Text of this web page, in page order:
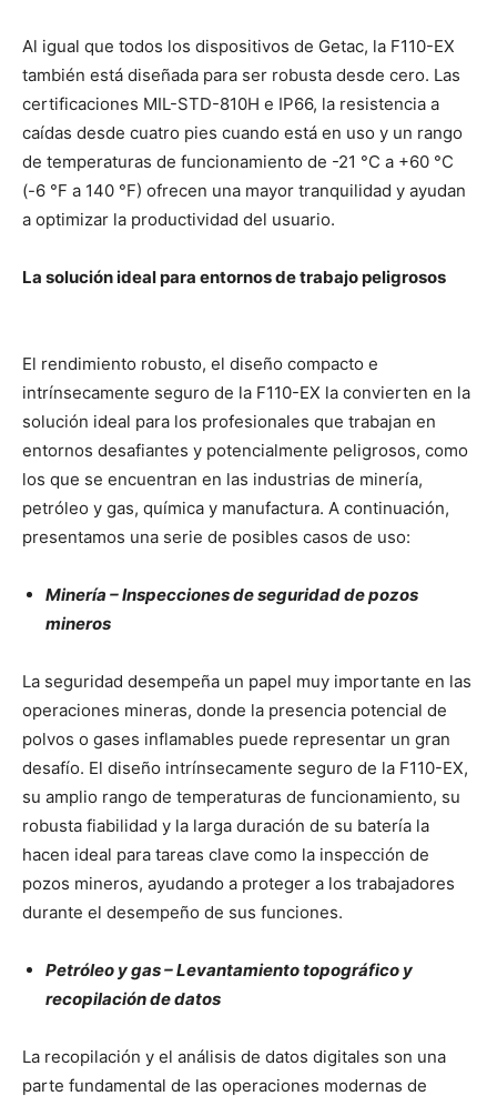
Al igual que todos los dispositivos de Getac, la F110-EX
también está diseñada para ser robusta desde cero. Las
certificaciones MIL-STD-810H e IP66, la resistencia a
caídas desde cuatro pies cuando está en uso y un rango
de temperaturas de funcionamiento de -21 °C a +60 °C
(-6 °F a 140 °F) ofrecen una mayor tranquilidad y ayudan
a optimizar la productividad del usuario.
La solución ideal para entornos de trabajo peligrosos
El rendimiento robusto, el diseño compacto e
intrínsecamente seguro de la F110-EX la convierten en la
solución ideal para los profesionales que trabajan en
entornos desafiantes y potencialmente peligrosos, como
los que se encuentran en las industrias de minería,
petróleo y gas, química y manufactura. A continuación,
presentamos una serie de posibles casos de uso:
Minería – Inspecciones de seguridad de pozos
mineros
La seguridad desempeña un papel muy importante en las
operaciones mineras, donde la presencia potencial de
polvos o gases inflamables puede representar un gran
desafío. El diseño intrínsecamente seguro de la F110-EX,
su amplio rango de temperaturas de funcionamiento, su
robusta fiabilidad y la larga duración de su batería la
hacen ideal para tareas clave como la inspección de
pozos mineros, ayudando a proteger a los trabajadores
durante el desempeño de sus funciones.
Petróleo y gas – Levantamiento topográfico y
recopilación de datos
La recopilación y el análisis de datos digitales son una
parte fundamental de las operaciones modernas de